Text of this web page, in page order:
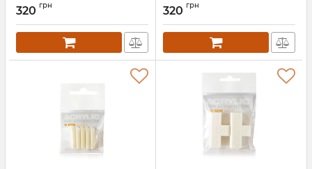
320 грн 320 грн